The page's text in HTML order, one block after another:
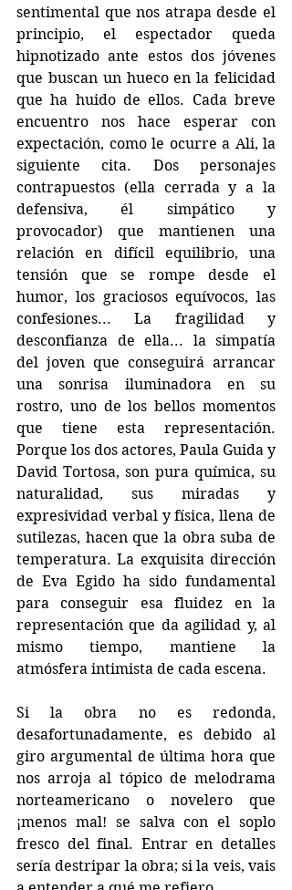
sentimental que nos atrapa desde el
principio, el espectador queda
hipnotizado ante estos dos jóvenes
que buscan un hueco en la felicidad
que ha huido de ellos. Cada breve
encuentro nos hace esperar con
expectación, como le ocurre a Ali, la
siguiente cita. Dos personajes
contrapuestos (ella cerrada y a la
defensiva, él simpático y
provocador) que mantienen una
relación en difícil equilibrio, una
tensión que se rompe desde el
humor, los graciosos equívocos, las
confesiones... La fragilidad y
desconfianza de ella... la simpatía
del joven que conseguirá arrancar
una sonrisa iluminadora en su
rostro, uno de los bellos momentos
que tiene esta representación.
Porque los dos actores, Paula Guida y
David Tortosa, son pura química, su
naturalidad, sus miradas y
expresividad verbal y física, llena de
sutilezas, hacen que la obra suba de
temperatura. La exquisita dirección
de Eva Egido ha sido fundamental
para conseguir esa fluidez en la
representación que da agilidad y, al
mismo tiempo, mantiene la
atmósfera intimista de cada escena.
Si la obra no es redonda,
desafortunadamente, es debido al
giro argumental de última hora que
nos arroja al tópico de melodrama
norteamericano o novelero que
¡menos mal! se salva con el soplo
fresco del final. Entrar en detalles
sería destripar la obra; si la veis, vais